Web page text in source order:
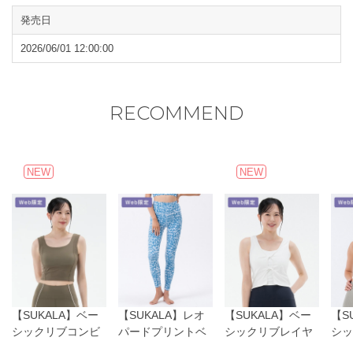
●形を整えて陰干ししてください。
発売日
2026/06/01 12:00:00
RECOMMEND
NEW
【SUKALA】ベー
シックリブコンビ
【SUKALA】レオ
パードプリントベ
NEW
【SUKALA】ベー
シックリブレイヤ
【
シ